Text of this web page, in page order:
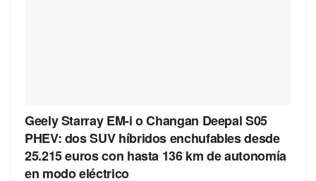
Geely Starray EM-i o Changan Deepal S05
PHEV: dos SUV híbridos enchufables desde
25.215 euros con hasta 136 km de autonomía
en modo eléctrico